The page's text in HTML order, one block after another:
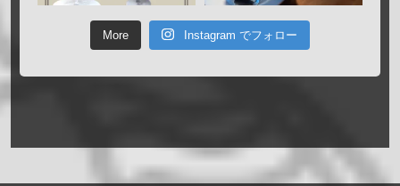
More Instagram でフォロー